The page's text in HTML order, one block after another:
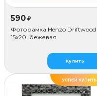
590 ₽
Фоторамка Henzo Driftwood
15x20, бежевая
Купить
УСПЕЙ КУПИТЬ